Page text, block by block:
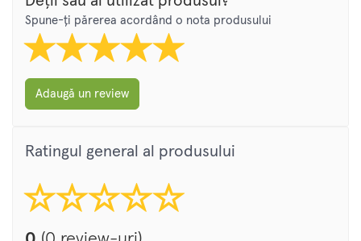
Spune-ți părerea acordând o nota produsului
Adaugă un review
Ratingul general al produsului